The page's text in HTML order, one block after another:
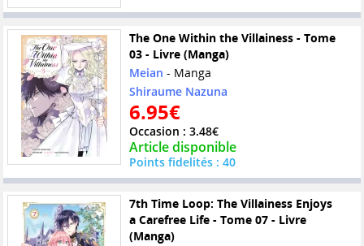
The One Within the Villainess - Tome
03 - Livre (Manga)
Meian - Manga
Shiraume Nazuna
6.95€
Occasion : 3.48€
Article disponible
Points fidelités : 40
7th Time Loop: The Villainess Enjoys
a Carefree Life - Tome 07 - Livre
(Manga)